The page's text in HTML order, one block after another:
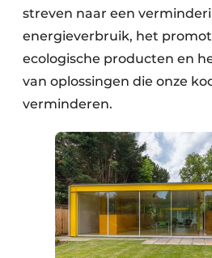
streven naar een
energieverbruik, het
ecologische producten en
van oplossingen die onze
verminderen.